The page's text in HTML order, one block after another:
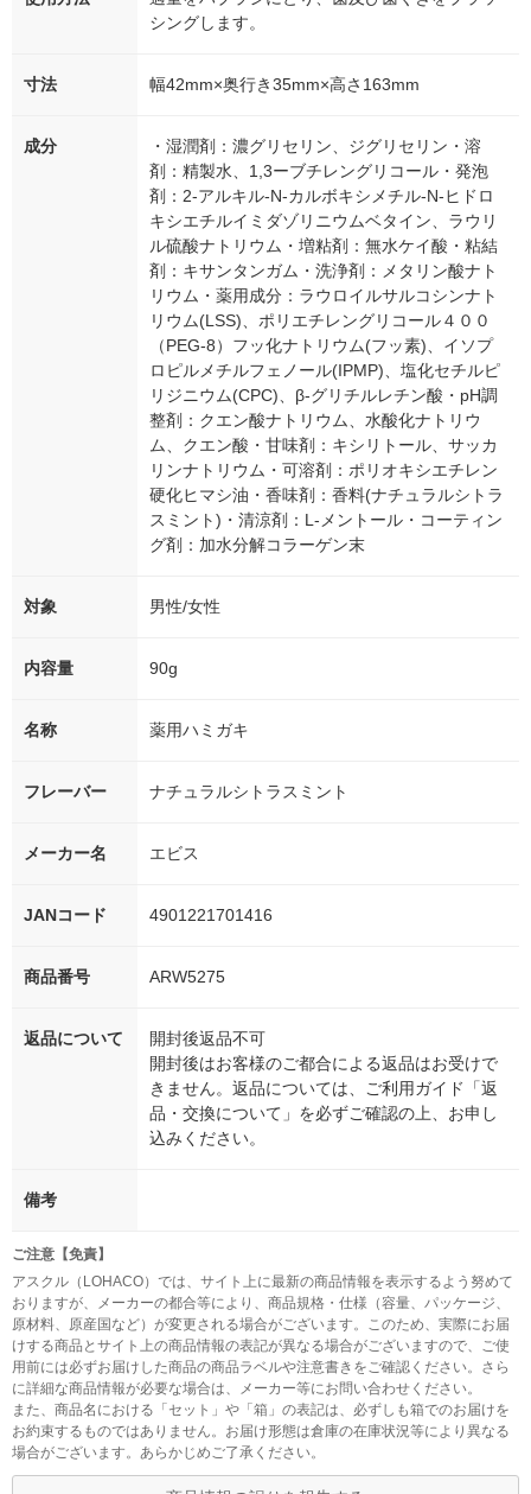
シングします。
寸法 幅42mm×奥行き35mm×高さ163mm
成分
・湿潤剤：濃グリセリン、ジグリセリン・溶
剤：精製水、1,3ーブチレングリコール・発泡
剤：2-アルキル-N-カルボキシメチル-N-ヒドロ
キシエチルイミダゾリニウムベタイン、ラウリ
ル硫酸ナトリウム・増粘剤：無水ケイ酸・粘結
剤：キサンタンガム・洗浄剤：メタリン酸ナト
リウム・薬用成分：ラウロイルサルコシンナト
リウム(LSS)、ポリエチレングリコール４００
（PEG-8）フッ化ナトリウム(フッ素)、イソプ
ロピルメチルフェノール(IPMP)、塩化セチルピ
リジニウム(CPC)、β-グリチルレチン酸・pH調
整剤：クエン酸ナトリウム、水酸化ナトリウ
ム、クエン酸・甘味剤：キシリトール、サッカ
リンナトリウム・可溶剤：ポリオキシエチレン
硬化ヒマシ油・香味剤：香料(ナチュラルシトラ
スミント)・清涼剤：L-メントール・コーティン
グ剤：加水分解コラーゲン末
対象 男性/女性
内容量 90g
名称 薬用ハミガキ
フレーバー ナチュラルシトラスミント
メーカー名 エビス
JANコード 4901221701416
商品番号 ARW5275
返品について
開封後返品不可
開封後はお客様のご都合による返品はお受けで
きません。返品については、ご利用ガイド「返
品・交換について」を必ずご確認の上、お申し
込みください。
備考
ご注意【免責】
アスクル（LOHACO）では、サイト上に最新の商品情報を表示するよう努めて
おりますが、メーカーの都合等により、商品規格・仕様（容量、パッケージ、
原材料、原産国など）が変更される場合がございます。このため、実際にお届
けする商品とサイト上の商品情報の表記が異なる場合がございますので、ご使
用前には必ずお届けした商品の商品ラベルや注意書きをご確認ください。さら
に詳細な商品情報が必要な場合は、メーカー等にお問い合わせください。
また、商品名における「セット」や「箱」の表記は、必ずしも箱でのお届けを
お約束するものではありません。お届け形態は倉庫の在庫状況等により異なる
場合がございます。あらかじめご了承ください。